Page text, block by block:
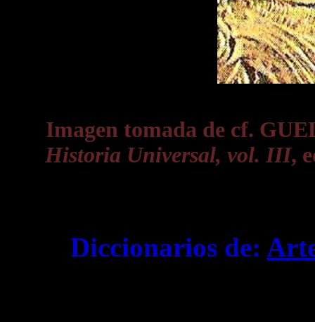
Imagen tomada de cf.
Historia Universal, vol. III,
Diccionarios de: